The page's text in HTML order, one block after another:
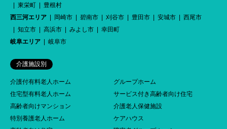
東栄町
豊根村
西三河エリア
岡崎市 碧南市 刈谷市 豊田市 安城市
西尾市
知立市
高浜市 みよし市
幸田町
岐阜エリア
岐阜市
介護施設別
介護付有料老人ホーム
グループホーム
住宅型有料老人ホーム
サービス付き高齢者向け住宅
高齢者向けマンション
介護老人保健施設
特別養護老人ホーム
ケアハウス